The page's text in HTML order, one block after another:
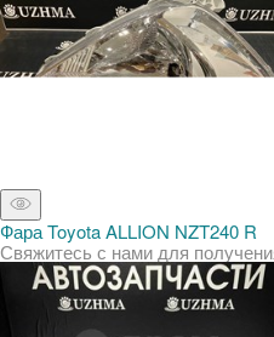
Фара Toyota ALLION NZT240 R
Свяжитесь с нами для